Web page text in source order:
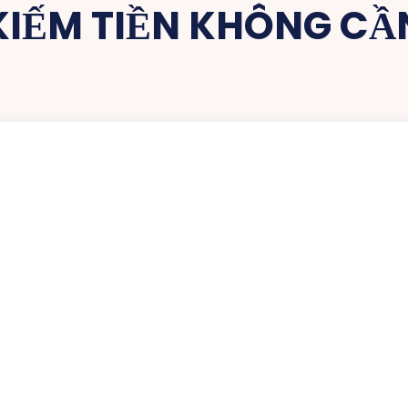
TIỀN KHÔNG